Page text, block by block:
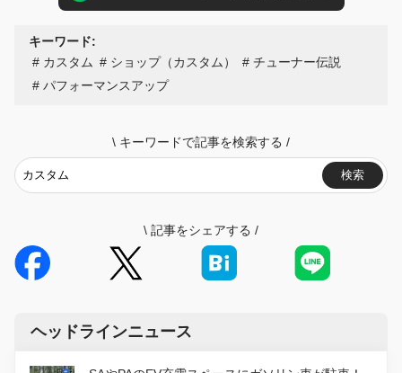
キーワード:
カスタム
ショップ（カスタム）
チューナー伝説
パフォーマンスアップ
\ キーワードで記事を検索する /
検索
\ 記事をシェアする /
ヘッドラインニュース